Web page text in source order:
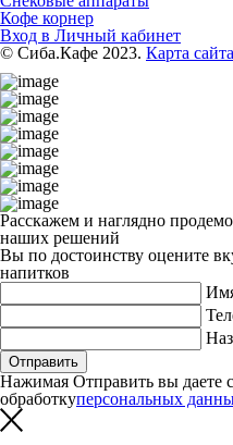
Кофе корнер
Вход в Личный кабинет
© Сиба.Кафе 2023. Карта сайта
Расскажем и наглядно
наших решений
Вы по достоинству оцените
напитков
Отправить
Нажимая Отправить вы даете
обработкуперсональных